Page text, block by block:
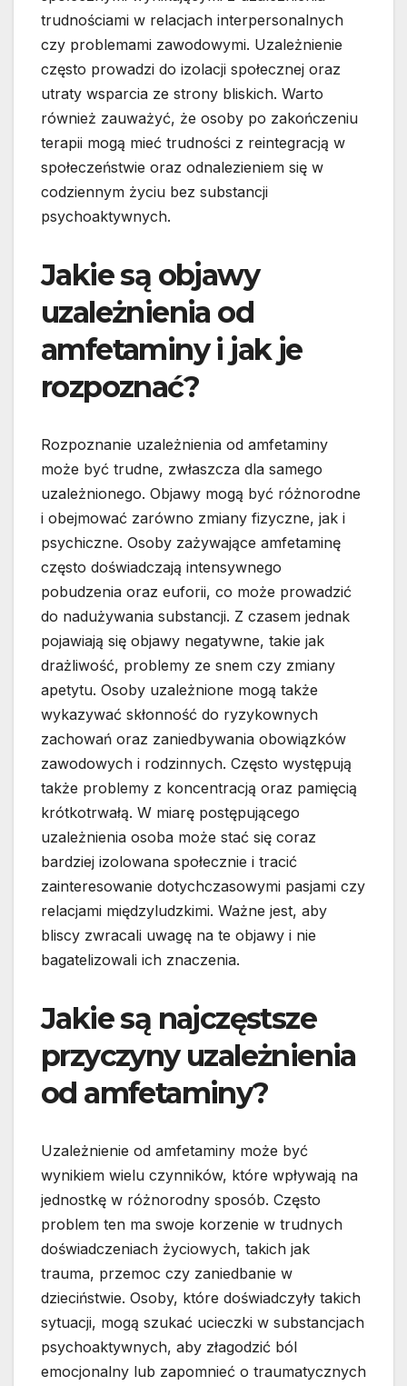
trudnościami w relacjach interpersonalnych
czy problemami zawodowymi. Uzależnienie
często prowadzi do izolacji społecznej oraz
utraty wsparcia ze strony bliskich. Warto
również zauważyć, że osoby po zakończeniu
terapii mogą mieć trudności z reintegracją w
społeczeństwie oraz odnalezieniem się w
codziennym życiu bez substancji
psychoaktywnych.
Jakie są objawy
uzależnienia od
amfetaminy i jak je
rozpoznać?
Rozpoznanie uzależnienia od amfetaminy
może być trudne, zwłaszcza dla samego
uzależnionego. Objawy mogą być różnorodne
i obejmować zarówno zmiany fizyczne, jak i
psychiczne. Osoby zażywające amfetaminę
często doświadczają intensywnego
pobudzenia oraz euforii, co może prowadzić
do nadużywania substancji. Z czasem jednak
pojawiają się objawy negatywne, takie jak
drażliwość, problemy ze snem czy zmiany
apetytu. Osoby uzależnione mogą także
wykazywać skłonność do ryzykownych
zachowań oraz zaniedbywania obowiązków
zawodowych i rodzinnych. Często występują
także problemy z koncentracją oraz pamięcią
krótkotrwałą. W miarę postępującego
uzależnienia osoba może stać się coraz
bardziej izolowana społecznie i tracić
zainteresowanie dotychczasowymi pasjami czy
relacjami międzyludzkimi. Ważne jest, aby
bliscy zwracali uwagę na te objawy i nie
bagatelizowali ich znaczenia.
Jakie są najczęstsze
przyczyny uzależnienia
od amfetaminy?
Uzależnienie od amfetaminy może być
wynikiem wielu czynników, które wpływają na
jednostkę w różnorodny sposób. Często
problem ten ma swoje korzenie w trudnych
doświadczeniach życiowych, takich jak
trauma, przemoc czy zaniedbanie w
dzieciństwie. Osoby, które doświadczyły takich
sytuacji, mogą szukać ucieczki w substancjach
psychoaktywnych, aby złagodzić ból
emocjonalny lub zapomnieć o traumatycznych